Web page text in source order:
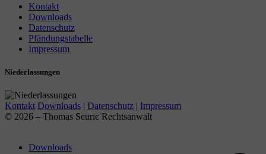
Kontakt
Downloads
Datenschutz
Pfändungstabelle
Impressum
Niederlassungen
Kontakt Downloads | Datenschutz | Impressum
© 2026 – Thomas Scuric Rechtsanwalt
Downloads